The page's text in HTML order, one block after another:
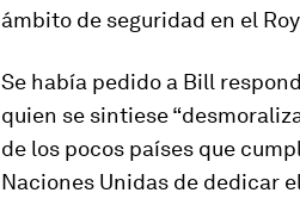
ámbito de seguridad en el
Se había pedido a Bill
quien se sintiese
de los pocos países que
Naciones Unidas de dedicar